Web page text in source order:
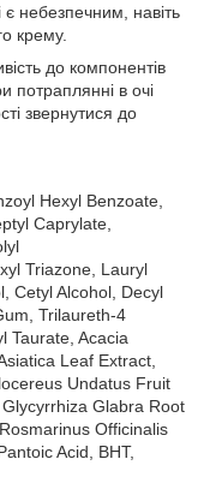
небезпечним, навіть
крему.
до компонентів
потраплянні в очі
звернутися до
Hexyl Benzoate,
Caprylate,
Triazone, Lauryl
Cetyl Alcohol, Decyl
Trilaureth-4
Taurate, Acacia
Leaf Extract,
Undatus Fruit
Glabra Root
Officinalis
Acid, BHT,